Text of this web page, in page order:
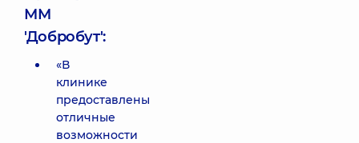
ММ
'Добробут':
«В
клинике
предоставлены
отличные
возможности